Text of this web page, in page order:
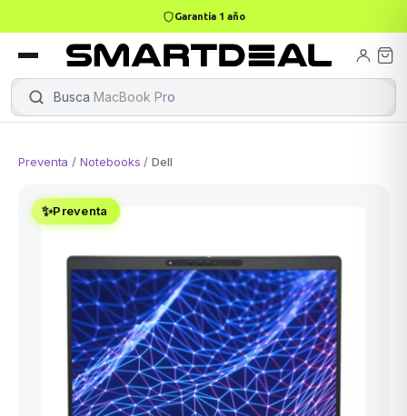
Garantía 1 año
Busca MacBook Pro
Preventa /Notebooks /Dell
✨Preventa